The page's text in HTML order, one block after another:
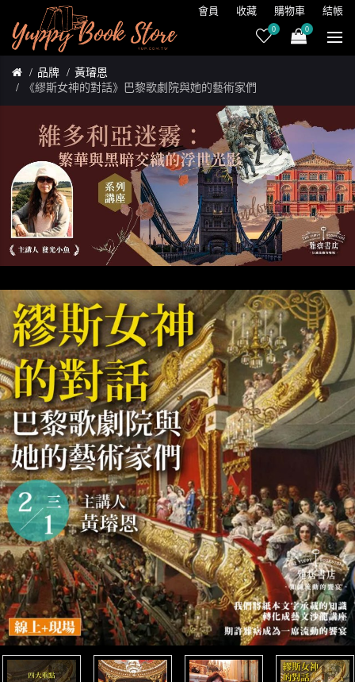
會員 收藏 購物車 結帳
0 0
品牌
黃璿恩
《繆斯女神的對話》巴黎歌劇院與她的藝術家們